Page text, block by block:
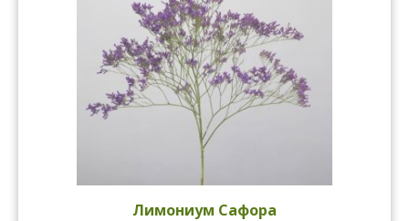
Лимониум Сафора